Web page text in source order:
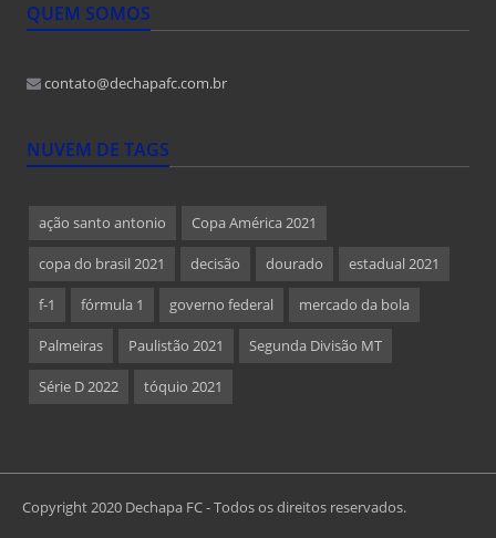
QUEM SOMOS
contato@dechapafc.com.br
NUVEM DE TAGS
ação santo antonio Copa América 2021
copa do brasil 2021 decisão dourado estadual 2021
f-1 fórmula 1 governo federal mercado da bola
Palmeiras Paulistão 2021 Segunda Divisão MT
Série D 2022 tóquio 2021
Copyright 2020 Dechapa FC - Todos os direitos reservados.